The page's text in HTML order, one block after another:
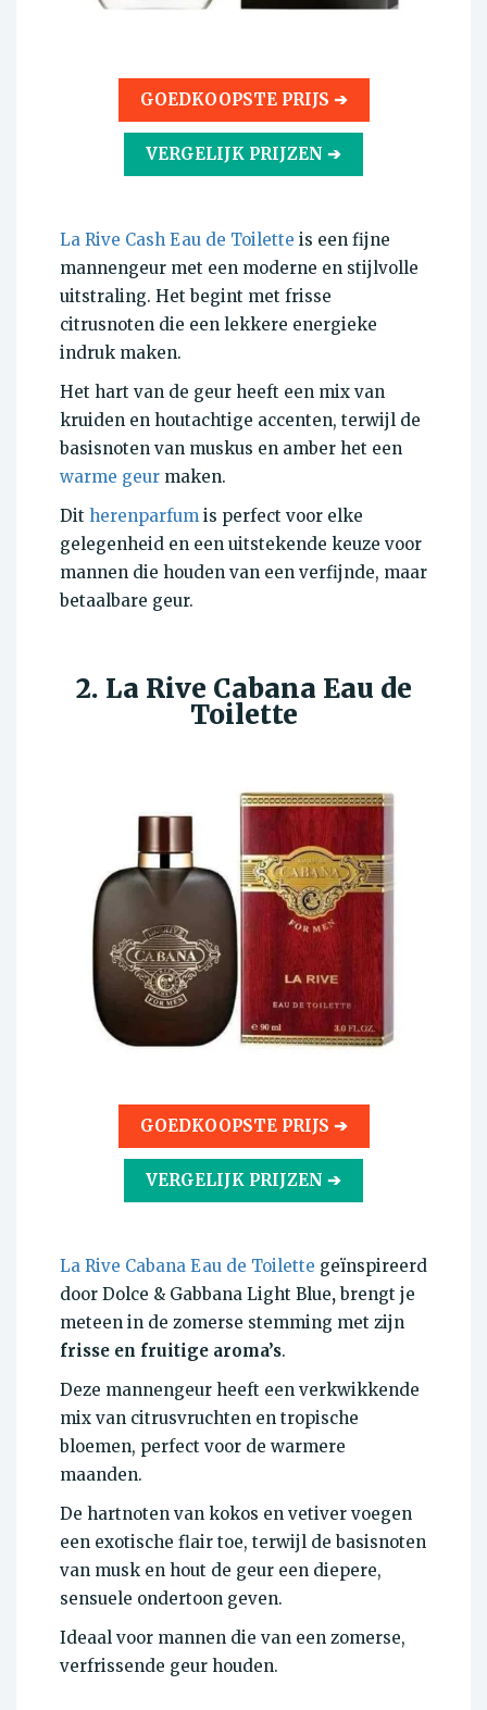
GOEDKOOPSTE PRIJS ➔
VERGELIJK PRIJZEN ➔
La Rive Cash Eau de Toilette is een fijne
mannengeur met een moderne en stijlvolle
uitstraling. Het begint met frisse
citrusnoten die een lekkere energieke
indruk maken.
Het hart van de geur heeft een mix van
kruiden en houtachtige accenten, terwijl de
basisnoten van muskus en amber het een
warme geur maken.
Dit herenparfum is perfect voor elke
gelegenheid en een uitstekende keuze voor
mannen die houden van een verfijnde, maar
betaalbare geur.
2. La Rive Cabana Eau de
Toilette
GOEDKOOPSTE PRIJS ➔
VERGELIJK PRIJZEN ➔
La Rive Cabana Eau de Toilette geïnspireerd
door Dolce & Gabbana Light Blue,brengt je
meteen in de zomerse stemming met zijn
frisse en fruitige aroma’s.
Deze mannengeur heeft een verkwikkende
mix van citrusvruchten en tropische
bloemen, perfect voor de warmere
maanden.
De hartnoten van kokos en vetiver voegen
een exotische flair toe, terwijl de basisnoten
van musk en hout de geur een diepere,
sensuele ondertoon geven.
Ideaal voor mannen die van een zomerse,
verfrissende geur houden.